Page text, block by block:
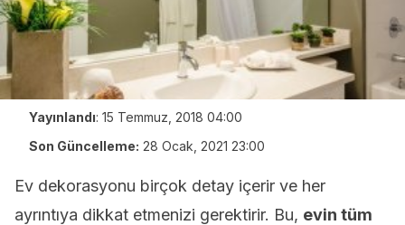
Yayınlandı: 15 Temmuz, 2018 04:00
Son Güncelleme: 28 Ocak, 2021 23:00
Ev dekorasyonu birçok detay içerir ve her
ayrıntıya dikkat etmenizi gerektirir. Bu, evin tüm